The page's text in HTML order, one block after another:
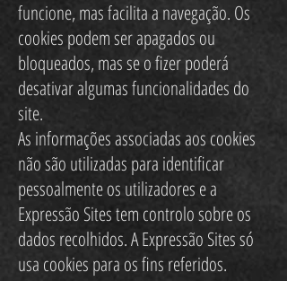
funcione, mas facilita a navegação. Os
cookies podem ser apagados ou
bloqueados, mas se o fizer poderá
desativar algumas funcionalidades do
site.
As informações associadas aos cookies
não são utilizadas para identificar
pessoalmente os utilizadores e a
Expressão Sites tem controlo sobre os
dados recolhidos. A Expressão Sites só
usa cookies para os fins referidos.